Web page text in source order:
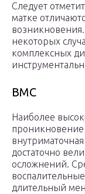
Следует
матке
некоторых
комплексных
ВМС
Наиболее
проникновение
достаточно
осложнений.
длительный